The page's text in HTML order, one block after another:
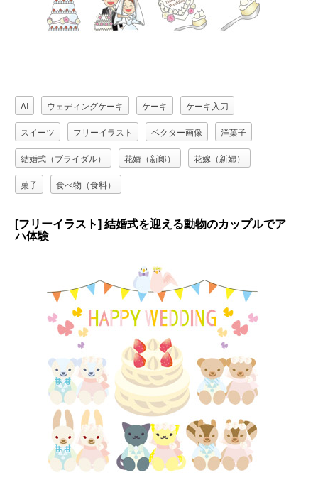
AI ウェディングケーキ ケーキ ケーキ入刀
スイーツ フリーイラスト ベクター画像 洋菓子
結婚式（ブライダル） 花婿（新郎） 花嫁（新婦）
菓子 食べ物（食料）
[フリーイラスト] 結婚式を迎える動物のカップルでア
ハ体験